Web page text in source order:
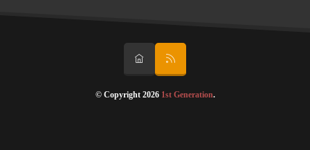
© Copyright 2026 1st Generation.